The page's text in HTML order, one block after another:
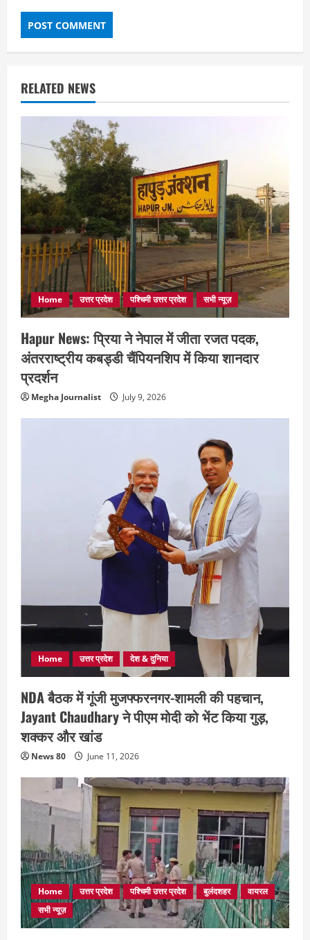
RELATED NEWS
Home उत्तर प्रदेश पश्चिमी उत्तर प्रदेश सभी न्यूज़
Hapur News: प्रिया ने नेपाल में जीता रजत पदक,
अंतरराष्ट्रीय कबड्डी चैंपियनशिप में किया शानदार
प्रदर्शन
Megha Journalist July 9, 2026
Home उत्तर प्रदेश देश & दुनिया
NDA बैठक में गूंजी मुजफ्फरनगर-शामली की पहचान,
Jayant Chaudhary ने पीएम मोदी को भेंट किया गुड़,
शक्कर और खांड
News 80 June 11, 2026
Home उत्तर प्रदेश पश्चिमी उत्तर प्रदेश बुलंदशहर
वायरल
सभी न्यूज़